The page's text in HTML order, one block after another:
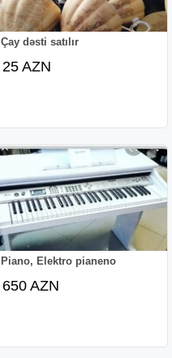
Çay dəsti satılır
25 AZN
Piano, Elektro pianeno
650 AZN